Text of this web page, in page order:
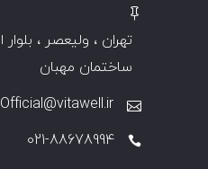
ساختمان مهبان
Official@vitawell.ir
021-88678994